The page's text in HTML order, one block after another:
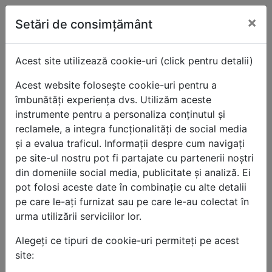
Acasa
Parfumuri Arabesti Femei
Brand-uri
Parfumuri Arabesti Al Haramain
Parfumuri Arabesti Lattafa
Parfumuri Arabesti Maison Alhambra
Parfumuri Arabesti Ard Al Zaafaran
Parfumuri Arabesti Asdaaf
Parfumuri Arabesti Rave
Parfumuri Arabesti Vurv
Mostre 2ml
INFO
Livrare & Returnare Produse
Setări de consimțământ ×
Acest site utilizează cookie-uri (click pentru detalii)
Acest website folosește cookie-uri pentru a
îmbunătăți experiența dvs. Utilizăm aceste
instrumente pentru a personaliza conținutul și
reclamele, a integra funcționalități de social media
și a evalua traficul. Informații despre cum navigați
pe site-ul nostru pot fi partajate cu partenerii noștri
din domeniile social media, publicitate și analiză. Ei
pot folosi aceste date în combinație cu alte detalii
pe care le-ați furnizat sau pe care le-au colectat în
urma utilizării serviciilor lor.
Alegeți ce tipuri de cookie-uri permiteți pe acest
site: